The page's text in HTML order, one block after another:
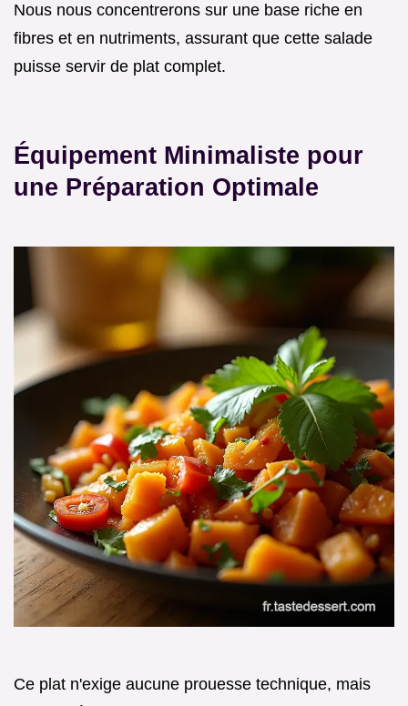
Nous nous concentrerons sur une base riche en
fibres et en nutriments, assurant que cette salade
puisse servir de plat complet.
Équipement Minimaliste pour
une Préparation Optimale
Ce plat n'exige aucune prouesse technique, mais